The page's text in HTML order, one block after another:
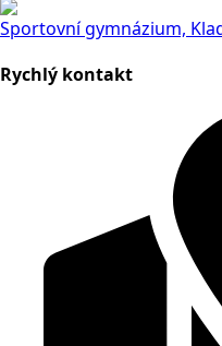
Sportovní gymnázium,
Rychlý kontakt